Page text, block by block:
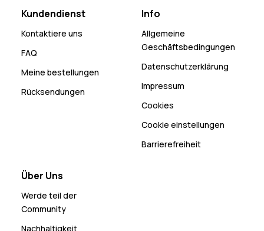
Kundendienst
Kontaktiere uns
FAQ
Meine bestellungen
Rücksendungen
Info
Allgemeine
Geschäftsbedingungen
Datenschutzerklärung
Impressum
Cookies
Cookie einstellungen
Barrierefreiheit
Über Uns
Werde teil der
Community
Nachhaltigkeit